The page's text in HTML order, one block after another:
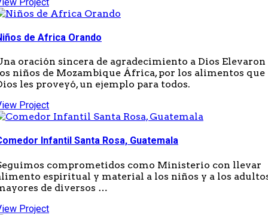
de Africa Orando
oración sincera de agradecimiento a Dios Elevaron
niños de Mozambique África, por los alimentos que
les proveyó, un ejemplo para todos.
Project
Infantil Santa Rosa, Guatemala
comprometidos como Ministerio con llevar
espiritual y material a los niños y a los
de diversos …
Project